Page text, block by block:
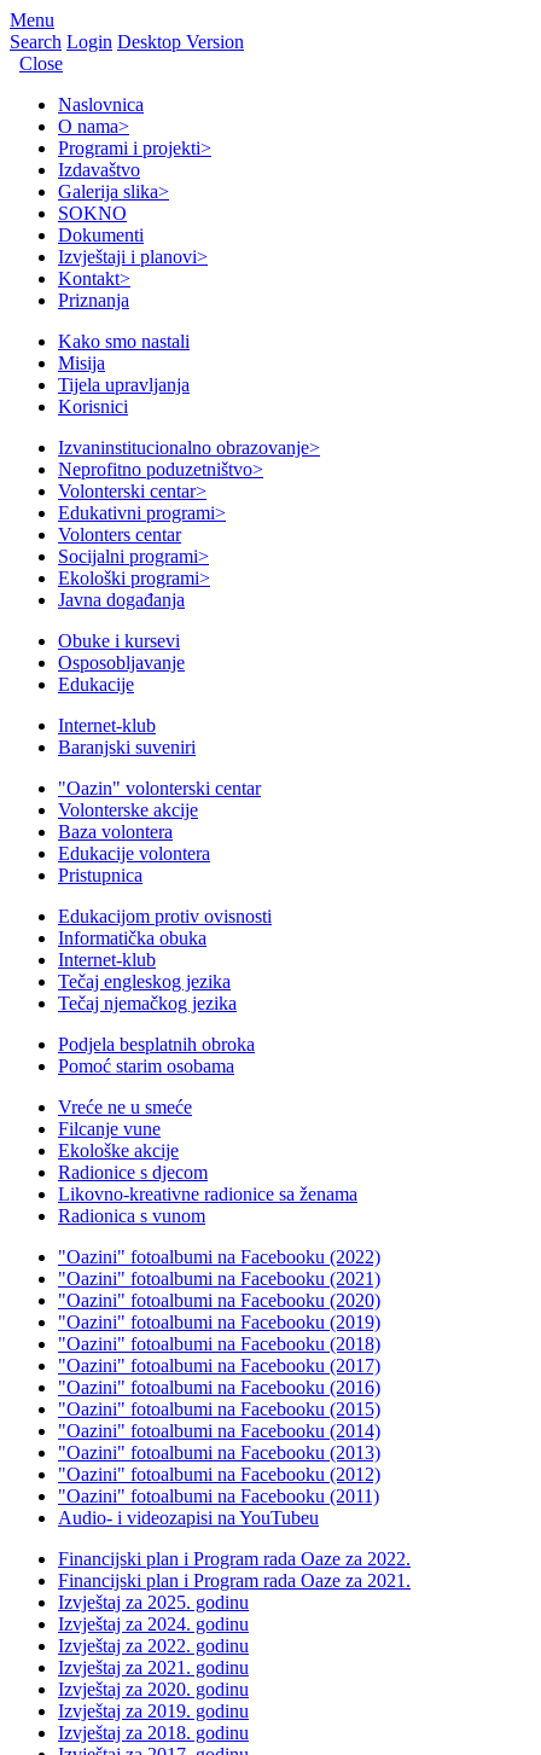
Menu
Search Login Desktop Version
Close
Naslovnica
O nama>
Programi i projekti>
Izdavaštvo
Galerija slika>
SOKNO
Dokumenti
Izvještaji i planovi>
Kontakt>
Priznanja
Kako smo nastali
Misija
Tijela upravljanja
Korisnici
Izvaninstitucionalno obrazovanje>
Neprofitno poduzetništvo>
Volonterski centar>
Edukativni programi>
Volonters centar
Socijalni programi>
Ekološki programi>
Javna događanja
Obuke i kursevi
Osposobljavanje
Edukacije
Internet-klub
Baranjski suveniri
"Oazin" volonterski centar
Volonterske akcije
Baza volontera
Edukacije volontera
Pristupnica
Edukacijom protiv ovisnosti
Informatička obuka
Internet-klub
Tečaj engleskog jezika
Tečaj njemačkog jezika
Podjela besplatnih obroka
Pomoć starim osobama
Vreće ne u smeće
Filcanje vune
Ekološke akcije
Radionice s djecom
Likovno-kreativne radionice sa ženama
Radionica s vunom
"Oazini" fotoalbumi na Facebooku (2022)
"Oazini" fotoalbumi na Facebooku (2021)
"Oazini" fotoalbumi na Facebooku (2020)
"Oazini" fotoalbumi na Facebooku (2019)
"Oazini" fotoalbumi na Facebooku (2018)
"Oazini" fotoalbumi na Facebooku (2017)
"Oazini" fotoalbumi na Facebooku (2016)
"Oazini" fotoalbumi na Facebooku (2015)
"Oazini" fotoalbumi na Facebooku (2014)
"Oazini" fotoalbumi na Facebooku (2013)
"Oazini" fotoalbumi na Facebooku (2012)
"Oazini" fotoalbumi na Facebooku (2011)
Audio- i videozapisi na YouTubeu
Financijski plan i Program rada Oaze za 2022.
Financijski plan i Program rada Oaze za 2021.
Izvještaj za 2025. godinu
Izvještaj za 2024. godinu
Izvještaj za 2022. godinu
Izvještaj za 2021. godinu
Izvještaj za 2020. godinu
Izvještaj za 2019. godinu
Izvještaj za 2018. godinu